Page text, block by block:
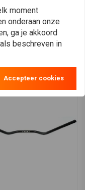
moment
onderaan onze
ga je akkoord
beschreven in
Accepteer cookies